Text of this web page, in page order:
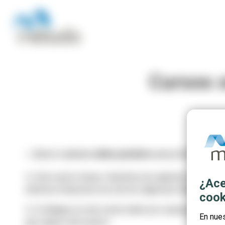
Cursos
para profesionales
⏩ Este sector incluye: Industrias de captación,
eléctrica; Estaciones de servicio; Agencias
En